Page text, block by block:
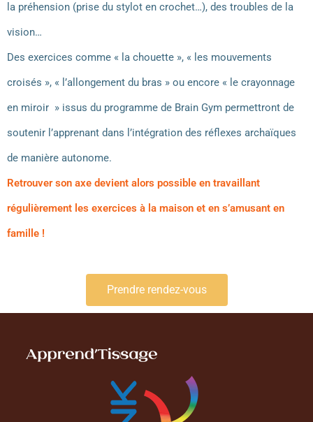
la préhension (prise du stylot en crochet…), des troubles de la
vision…
Des exercices comme « la chouette », « les mouvements
croisés », « l’allongement du bras » ou encore « le crayonnage
en miroir » issus du programme de Brain Gym permettront de
soutenir l’apprenant dans l’intégration des réflexes archaïques
de manière autonome.
Retrouver son axe devient alors possible en travaillant
régulièrement les exercices à la maison et en s’amusant en
famille !
Prendre rendez-vous